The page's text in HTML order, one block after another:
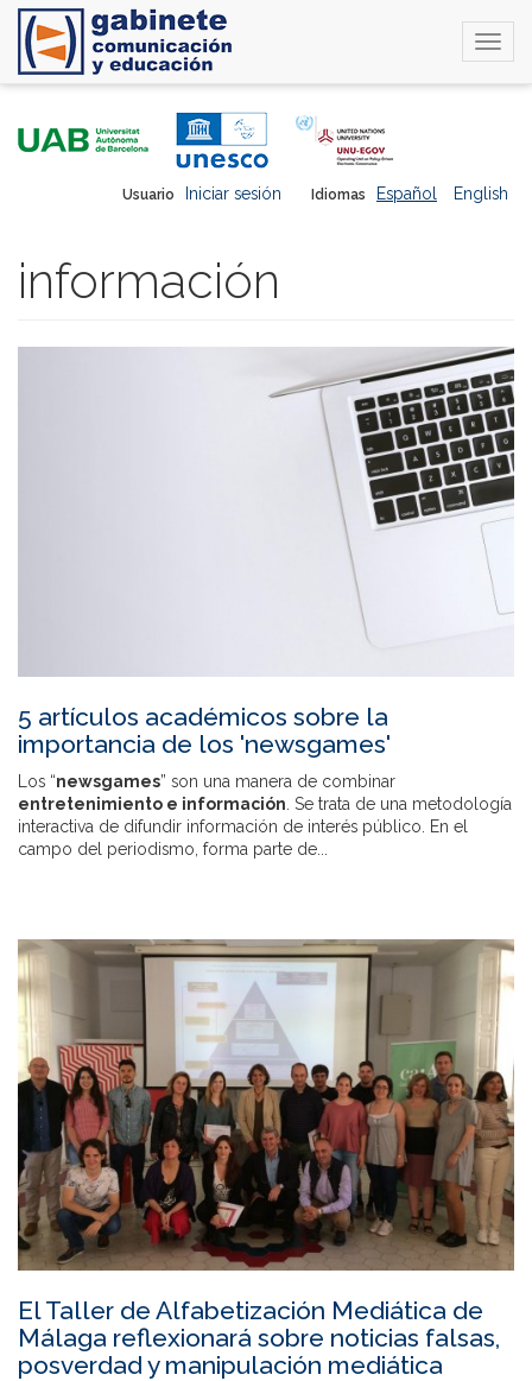
Idiomas Español English
Usuario Iniciar sesión
información
5 artículos académicos sobre la
importancia de los 'newsgames'
Los “newsgames” son una manera de combinar
entretenimiento e información. Se trata de una metodología
interactiva de difundir información de interés público. En el
campo del periodismo, forma parte de...
El Taller de Alfabetización Mediática de
Málaga reflexionará sobre noticias falsas,
posverdad y manipulación mediática